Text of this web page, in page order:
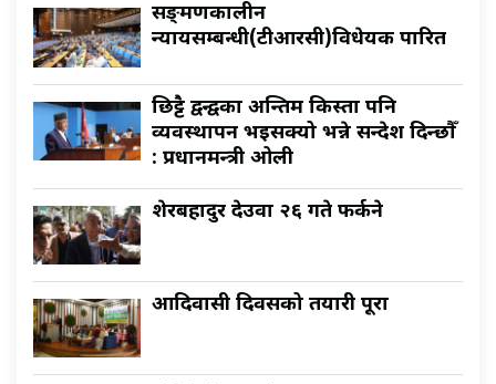
सङ्क्रमणकालीन
न्यायसम्बन्धी(टीआरसी)विधेयक पारित
छिट्टै द्वन्द्वका अन्तिम किस्ता पनि
व्यवस्थापन भइसक्यो भन्ने सन्देश दिन्छौँ
: प्रधानमन्त्री ओली
शेरबहादुर देउवा २६ गते फर्कने
आदिवासी दिवसको तयारी पूरा